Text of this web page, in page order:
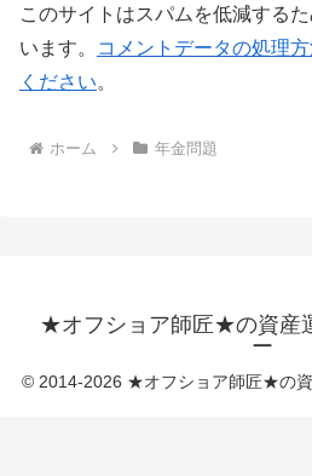
このサイトはスパムを低減する
います。
コメントデータの処理
ください。
ホーム 年金問題
★オフショア師匠★の資産
ー
© 2014-2026 ★オフショア師匠★の資